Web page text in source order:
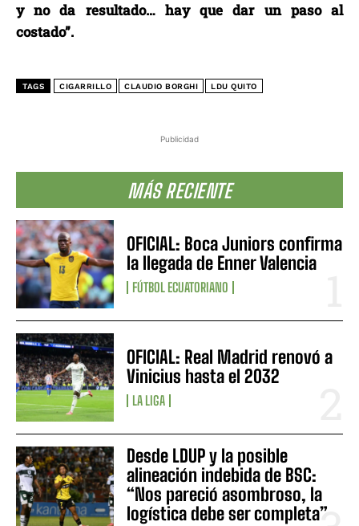
Publicidad
MÁS RECIENTE
OFICIAL: Boca Juniors confirma
la llegada de Enner Valencia
FÚTBOL ECUATORIANO
OFICIAL: Real Madrid renovó a
Vinicius hasta el 2032
LA LIGA
Desde LDUP y la posible
alineación indebida de BSC:
“Nos pareció asombroso, la
logística debe ser completa”
y no da resultado… hay que dar un paso al
costado”.
TAGS CIGARRILLO CLAUDIO BORGHI LDU QUITO